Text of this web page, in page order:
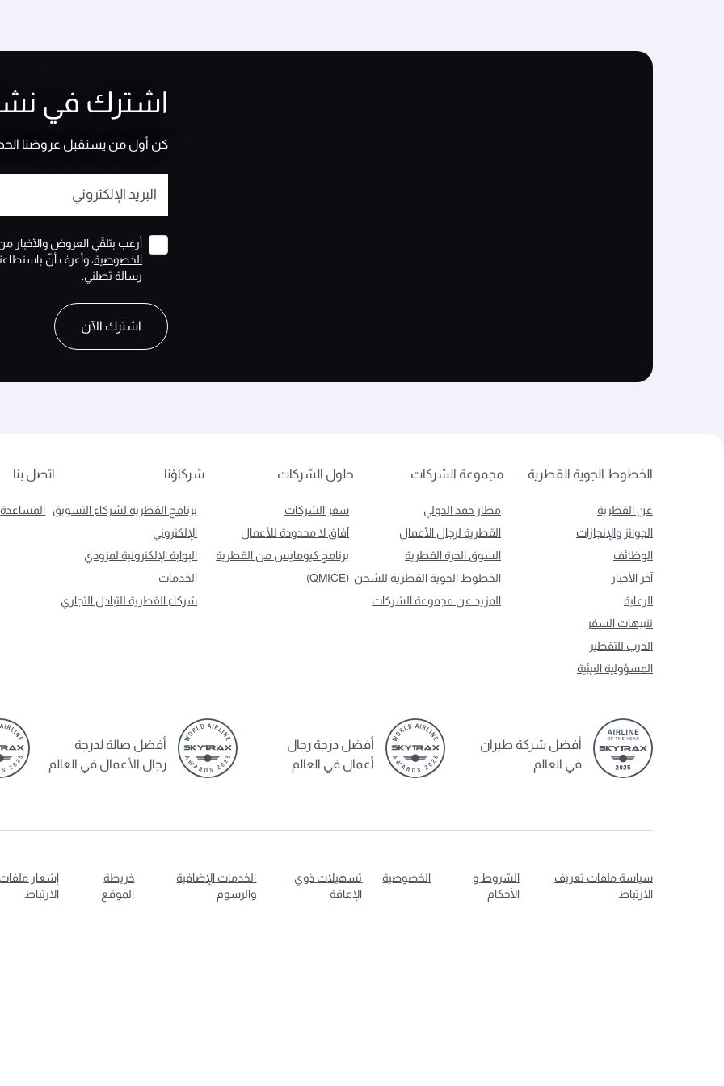
اشترك في
كن أول من يستقبل عروضنا
البريد الإلكتروني
أرغب بتلقّي العروض والأخبار
الخصوصية، وأعرف أنّ
رسالة تصلني.
اشترك الآن
الخطوط الجوية القطرية مجموعة الشركات حلول الشركات شركاؤنا اتصل بنا
عن القطرية
الجوائز والإنجازات
الوظائف
آخر الأخبار
الرعاية
تنبيهات السفر
الدرب للتقطير
المسؤولية البيئية
مطار حمد الدولي
القطرية لرجال الأعمال
السوق الحرة القطرية
الخطوط الجوية القطرية للشحن
المزيد عن مجموعة الشركات
سفر الشركات
آفاق لا محدودة للأعمال
برنامج كيومايس من القطرية
(QMICE)
برنامج القطرية لشركاء التسويق
الإلكتروني
البوابة الإلكترونية لمزودي
الخدمات
شركاء القطرية للتبادل التجاري
المساعدة
أفضل شركة طيران
في العالم
أفضل درجة رجال
أعمال في العالم
أفضل صالة لدرجة
رجال الأعمال في العالم
سياسة ملفات تعريف
الارتباط
الشروط و
الأحكام
الخصوصية
تسهيلات ذوي
الإعاقة
الخدمات الإضافية
والرسوم
خريطة
الموقع
إشعار
الارتباط